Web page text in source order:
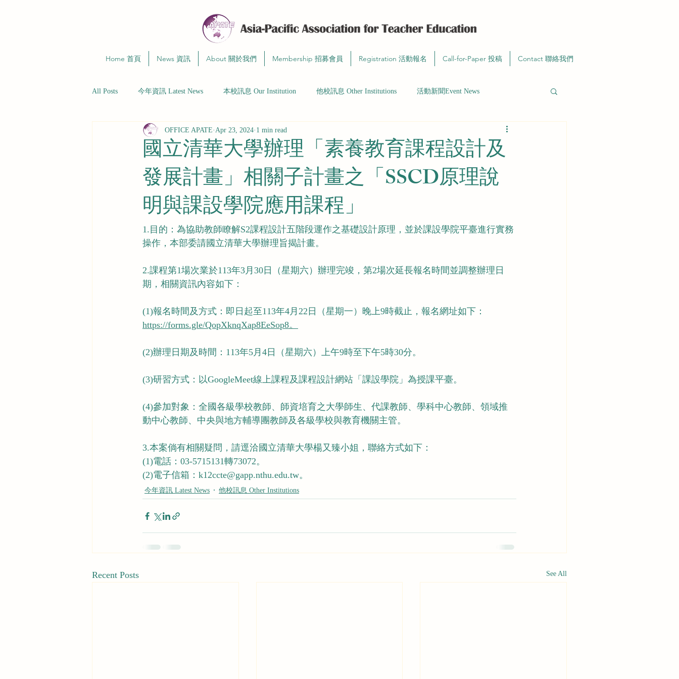
Home 首頁 News 資訊 About 關於我們 Membership 招募會員 Registration 活動報名 Call-for-Paper 投稿 Contact 聯絡我們
All Posts 今年資訊 Latest News 本校訊息 Our Institution 他校訊息 Other Institutions 活動新聞Event News
國立清華大學辦理「素養教育課程設計及
發展計畫」相關子計畫之「SSCD原理說
明與課設學院應用課程」
OFFICE APATE Apr 23, 2024 1 min read
1.目的：為協助教師瞭解S2課程設計五階段運作之基礎設計原理，並於課設學院平臺進行實務
操作，本部委請國立清華大學辦理旨揭計畫。
2.課程第1場次業於113年3月30日（星期六）辦理完竣，第2場次延長報名時間並調整辦理日
期，相關資訊內容如下：
(1)報名時間及方式：即日起至113年4月22日（星期一）晚上9時截止，報名網址如下：
https://forms.gle/QopXknqXap8EeSop8。
(2)辦理日期及時間：113年5月4日（星期六）上午9時至下午5時30分。
(3)研習方式：以GoogleMeet線上課程及課程設計網站「課設學院」為授課平臺。
(4)參加對象：全國各級學校教師、師資培育之大學師生、代課教師、學科中心教師、領域推
動中心教師、中央與地方輔導團教師及各級學校與教育機關主管。
3.本案倘有相關疑問，請逕洽國立清華大學楊又臻小姐，聯絡方式如下：
(1)電話：03-5715131轉73072。
(2)電子信箱：k12ccte@gapp.nthu.edu.tw。
今年資訊 Latest News 他校訊息 Other Institutions
Recent Posts See All